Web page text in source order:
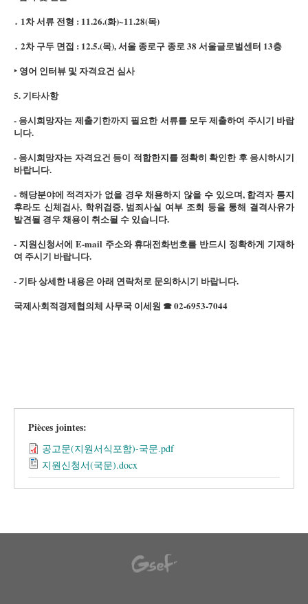
․ 1차 서류 전형 : 11.26.(화)~11.28(목)
․ 2차 구두 면접 : 12.5.(목), 서울 종로구 종로 38 서울글로벌센터 13층
‣ 영어 인터뷰 및 자격요건 심사
5. 기타사항
- 응시희망자는 제출기한까지 필요한 서류를 모두 제출하여 주시기 바랍
니다.
- 응시희망자는 자격요건 등이 적합한지를 정확히 확인한 후 응시하시기
바랍니다.
- 해당분야에 적격자가 없을 경우 채용하지 않을 수 있으며, 합격자 통지
후라도 신체검사, 학위검증, 범죄사실 여부 조회 등을 통해 결격사유가
발견될 경우 채용이 취소될 수 있습니다.
- 지원신청서에 E-mail 주소와 휴대전화번호를 반드시 정확하게 기재하
여 주시기 바랍니다.
- 기타 상세한 내용은 아래 연락처로 문의하시기 바랍니다.
국제사회적경제협의체 사무국 이세원 ☎ 02-6953-7044
Pièces jointes:
공고문(지원서식포함)-국문.pdf
지원신청서(국문).docx